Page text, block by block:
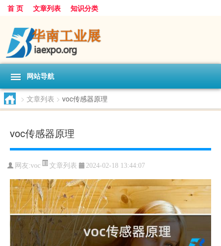
首 页 文章列表 知识分类
网站导航
> 文章列表 > voc传感器原理
voc传感器原理
网友:voc 文章列表 2024-02-18 13:44:07